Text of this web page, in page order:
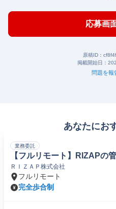
応募画
原稿ID：
掲載開始日：
問題を報
あなたにお
業務委託
【フルリモート】RIZAPの
ＲＩＺＡＰ株式会社
フルリモート
完全歩合制